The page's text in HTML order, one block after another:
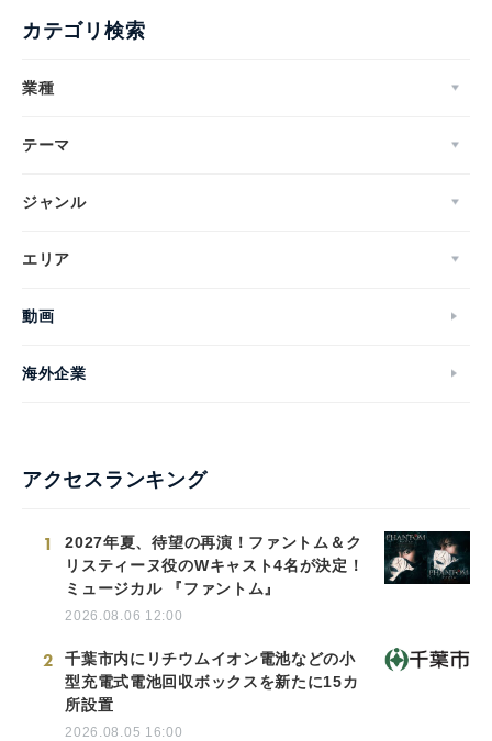
カテゴリ検索
業種
テーマ
ジャンル
エリア
動画
海外企業
アクセスランキング
1
2027年夏、待望の再演！ファントム＆ク
リスティーヌ役のWキャスト4名が決定！
ミュージカル 『ファントム』
2026.08.06 12:00
2
千葉市内にリチウムイオン電池などの小
型充電式電池回収ボックスを新たに15カ
所設置
2026.08.05 16:00